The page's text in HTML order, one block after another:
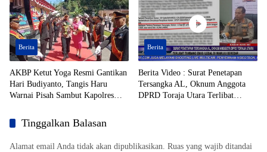
Berita
AKBP Ketut Yoga Resmi Gantikan
Hari Budiyanto, Tangis Haru
Warnai Pisah Sambut Kapolres
Berita
Berita Video : Surat Penetapan
Tersangka AL, Oknum Anggota
DPRD Toraja Utara Terlibat
Tinggalkan Balasan
Alamat email Anda tidak akan dipublikasikan. Ruas yang wajib ditandai